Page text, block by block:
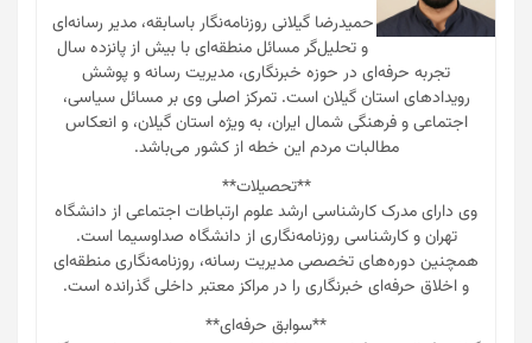
حمیدرضا گیلانی روزنامه‌نگار باسابقه، مدیر رسانه‌ای
و تحلیل‌گر مسائل منطقه‌ای با بیش از پانزده سال
تجربه حرفه‌ای در حوزه خبرنگاری، مدیریت رسانه و پوشش
رویدادهای استان گیلان است. تمرکز اصلی وی بر مسائل سیاسی،
اجتماعی و فرهنگی شمال ایران، به ویژه استان گیلان، و انعکاس
مطالبات مردم این خطه از کشور می‌باشد.
**تحصیلات**
وی دارای مدرک کارشناسی ارشد علوم ارتباطات اجتماعی از دانشگاه
تهران و کارشناسی روزنامه‌نگاری از دانشگاه صداوسیما است.
همچنین دوره‌های تخصصی مدیریت رسانه، روزنامه‌نگاری منطقه‌ای
و اخلاق حرفه‌ای خبرنگاری را در مراکز معتبر داخلی گذرانده است.
**سوابق حرفه‌ای**